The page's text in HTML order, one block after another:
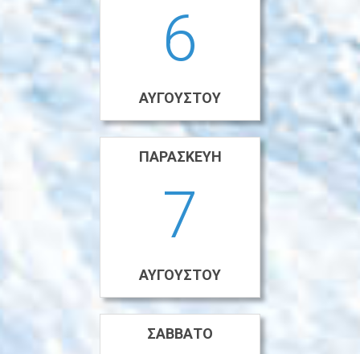
6
ΑΥΓΟΎΣΤΟΥ
ΠΑΡΑΣΚΕΥΉ
7
ΑΥΓΟΎΣΤΟΥ
ΣΆΒΒΑΤΟ